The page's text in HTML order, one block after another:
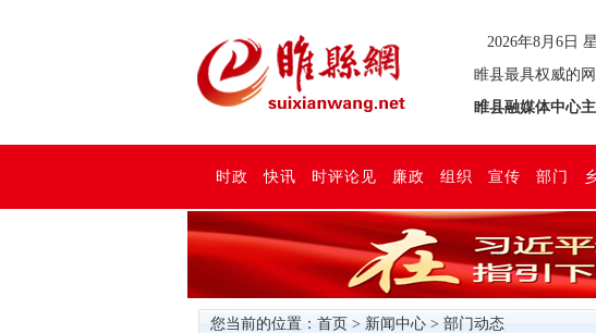
2026年8月6日
睢县最具权威的
睢县融媒体中心
时政 快讯 时评论见 廉政 组织 宣传 部门
您当前的位置： 首页 > 新闻中心 > 部门动态